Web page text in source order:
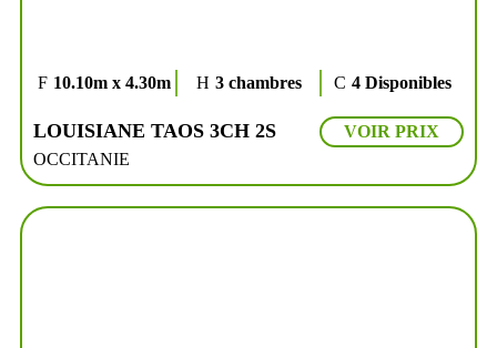
10.10m x 4.30m 3 chambres 4 Disponibles
LOUISIANE TAOS 3CH 2S
OCCITANIE
VOIR PRIX